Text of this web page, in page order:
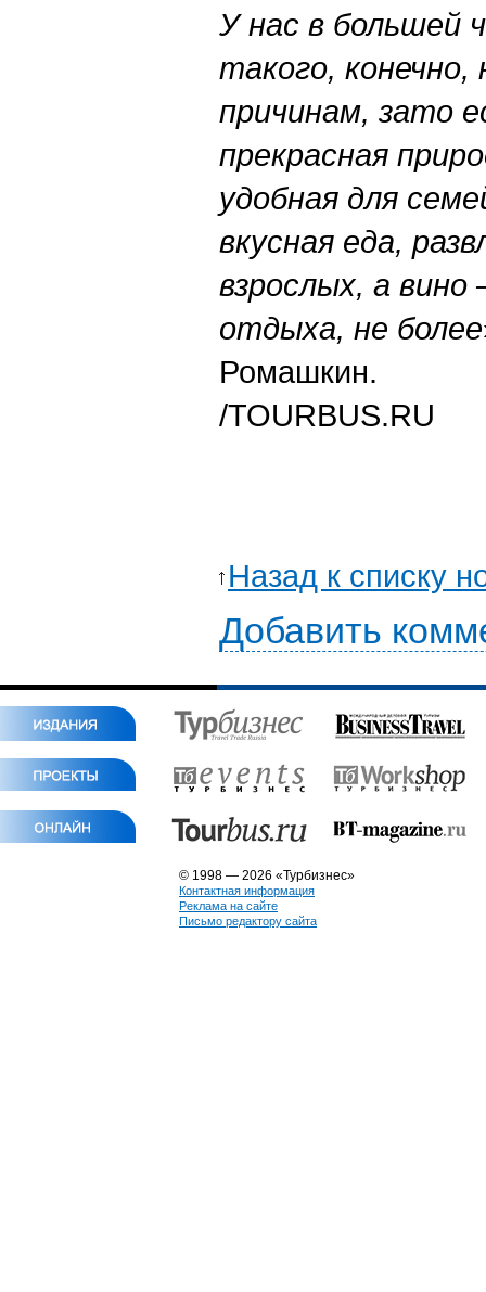
У нас в большей
такого,
причинам, зато
прекрасная
удобная для
вкусная еда,
взрослых, а
отдыха, не более
Ромашкин.
/TOURBUS.RU
Назад к списку
Добавить
© 1998 — 2026 «Турбизнес»
Контактная информация
Реклама на сайте
Письмо редактору сайта